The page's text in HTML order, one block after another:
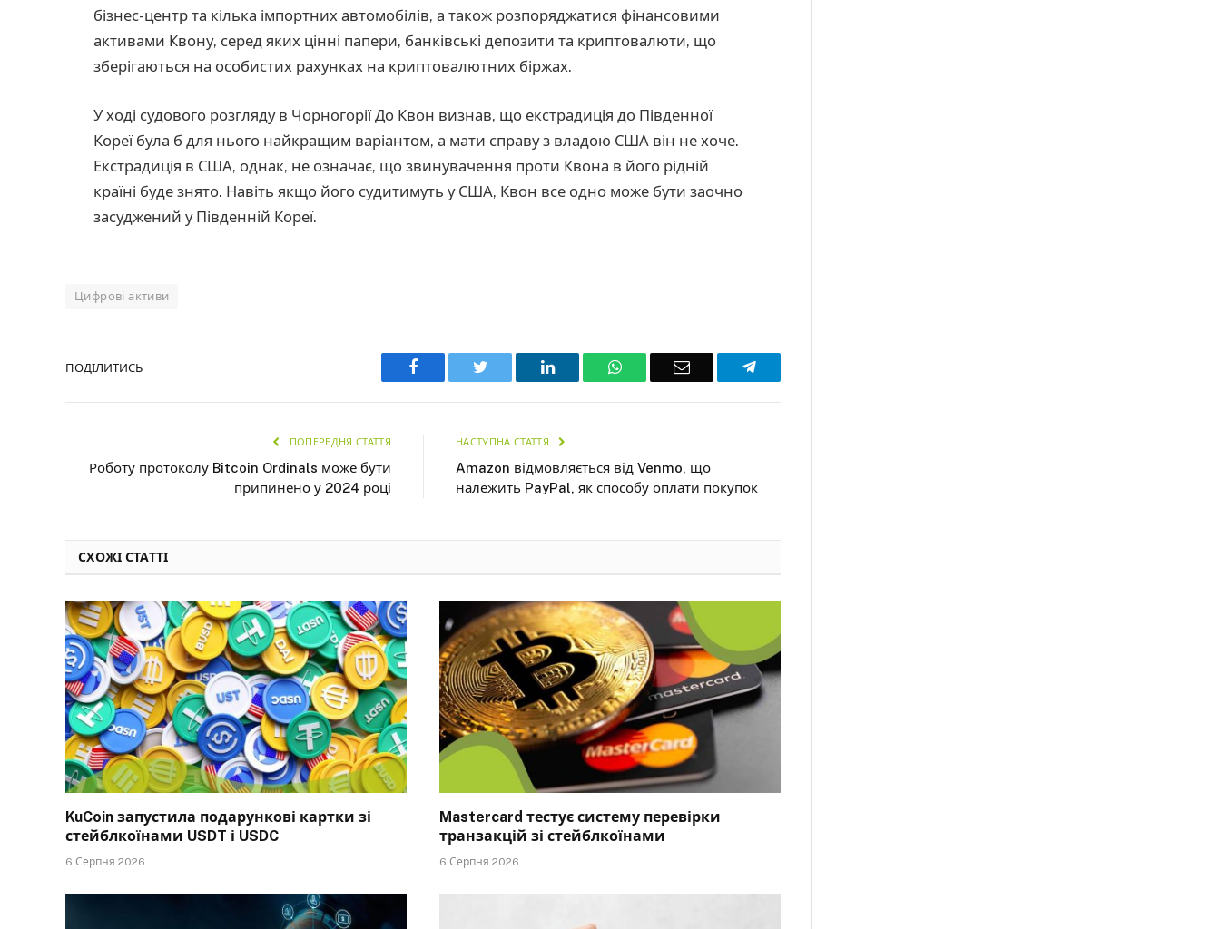
бізнес-центр та кілька імпортних автомобілів, а також розпоряджатися фінансовими
активами Квону, серед яких цінні папери, банківські депозити та криптовалюти, що
зберігаються на особистих рахунках на криптовалютних біржах.
У ході судового розгляду в Чорногорії До Квон визнав, що екстрадиція до Південної
Кореї була б для нього найкращим варіантом, а мати справу з владою США він не хоче.
Екстрадиція в США, однак, не означає, що звинувачення проти Квона в його рідній
країні буде знято. Навіть якщо його судитимуть у США, Квон все одно може бути заочно
засуджений у Південній Кореї.
Цифрові активи
ПОДІЛИТИСЬ Facebook Twitter LinkedIn WhatsAppEmail Telegram
ПОПЕРЕДНЯ СТАТТЯ
Роботу протоколу Bitcoin Ordinals може бути
припинено у 2024 році
НАСТУПНА СТАТТЯ
Amazon відмовляється від Venmo, що
належить PayPal, як способу оплати покупок
СХОЖІ СТАТТІ
KuCoin запустила подарункові картки зі
стейблкоїнами USDT і USDC
6 Серпня 2026
Mastercard тестує систему перевірки
транзакцій зі стейблкоїнами
6 Серпня 2026